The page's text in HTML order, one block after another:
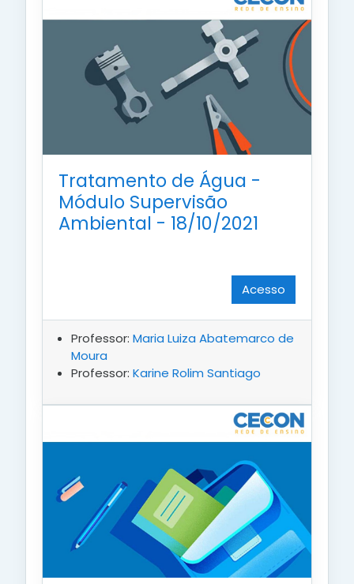
Tratamento de Água -
Módulo Supervisão
Ambiental - 18/10/2021
Acesso
Professor: Maria Luiza Abatemarco de
Moura
Professor: Karine Rolim Santiago